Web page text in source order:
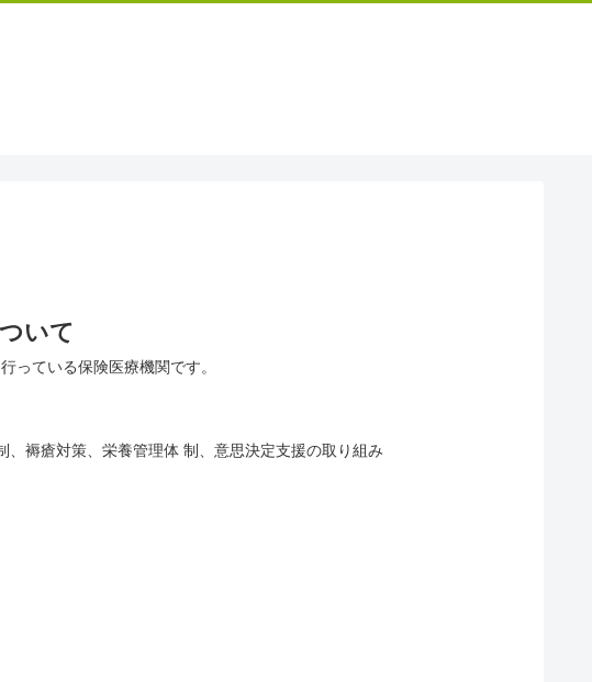
いて
っている保険医療機関です。
褥瘡対策、栄養管理体 制、意思決定支援の取り組み